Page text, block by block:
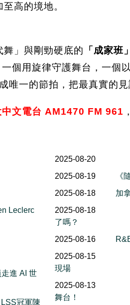
高的境地。
」與剛勁硬底的 「成家班」
個用旋律守護舞台，一個
唯一的節拍，把最真實的見
中文電台 AM1470 FM 961
Leclerc
進 AI 世
冠軍陳
2025-08-20
2025-08-19
《
2025-08-18
加
2025-08-18
了嗎？
2025-08-16
2025-08-15
現場
2025-08-13
舞台！